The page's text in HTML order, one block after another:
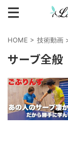
HOME > 技術動画
サーブ全般